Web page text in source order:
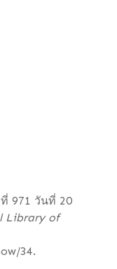
ที่ 971 วันที่ 20
Library of
34.